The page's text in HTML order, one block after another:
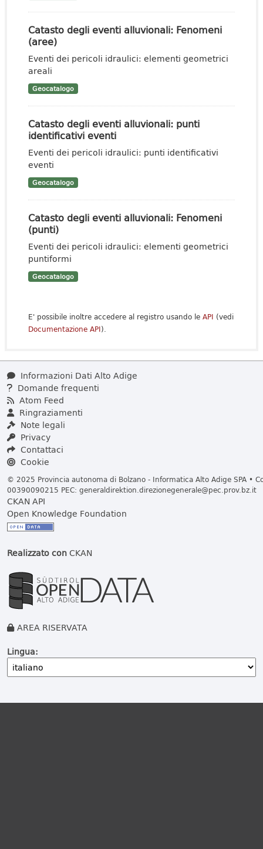
Catasto degli eventi alluvionali: Fenomeni
(aree)
Eventi dei pericoli idraulici: elementi geometrici
areali
Geocatalogo
Catasto degli eventi alluvionali: punti
identificativi eventi
Eventi dei pericoli idraulici: punti identificativi
eventi
Geocatalogo
Catasto degli eventi alluvionali: Fenomeni
(punti)
Eventi dei pericoli idraulici: elementi geometrici
puntiformi
Geocatalogo
E' possibile inoltre accedere al registro usando le API (vedi
Documentazione API).
Informazioni Dati Alto Adige
Domande frequenti
Atom Feed
Ringraziamenti
Note legali
Privacy
Contattaci
Cookie
© 2025 Provincia autonoma di Bolzano - Informatica Alto Adige SPA •
00390090215 PEC: generaldirektion.direzionegenerale@pec.prov.bz.it
CKAN API
Open Knowledge Foundation
Realizzato conCKAN
AREA RISERVATA
Lingua